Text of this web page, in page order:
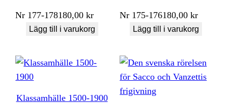
Nr 177-178180,00kr
Lägg till i varukorg
Nr 175-176180,00kr
Lägg till i varukorg
Klassamhälle 1500-1900